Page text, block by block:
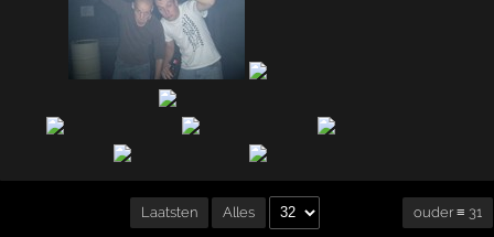
Laatsten Alles ouder ≡ 31